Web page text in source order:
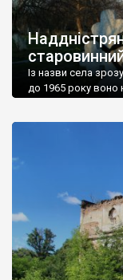
Із назви села
до 1965 року воно
Наддністрянське
сіл. У селі є